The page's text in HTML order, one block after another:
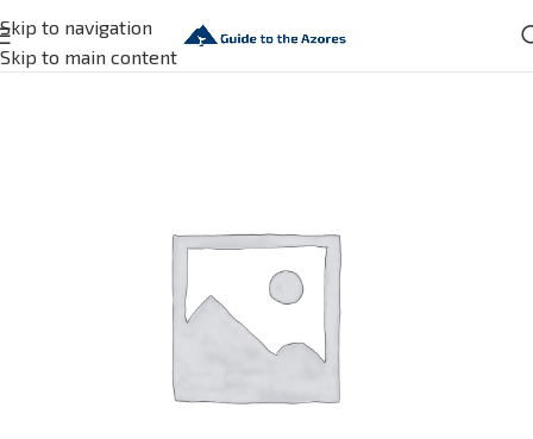
Skip to navigation
Skip to main content